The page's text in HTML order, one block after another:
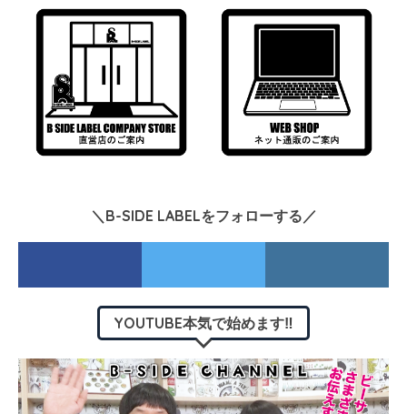
＼B-SIDE LABELをフォローする／
YOUTUBE本気で始めます‼︎